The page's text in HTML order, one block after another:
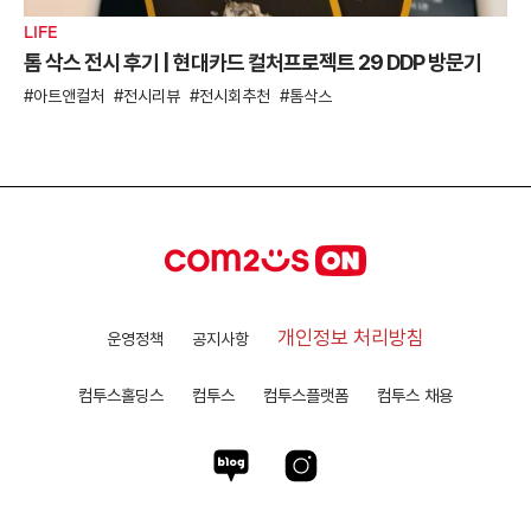
LIFE
톰 삭스 전시 후기 | 현대카드 컬처프로젝트 29 DDP 방문기
아트앤컬처 전시리뷰 전시회추천 톰삭스
운영정책 공지사항 개인정보 처리방침
컴투스홀딩스 컴투스 컴투스플랫폼 컴투스 채용